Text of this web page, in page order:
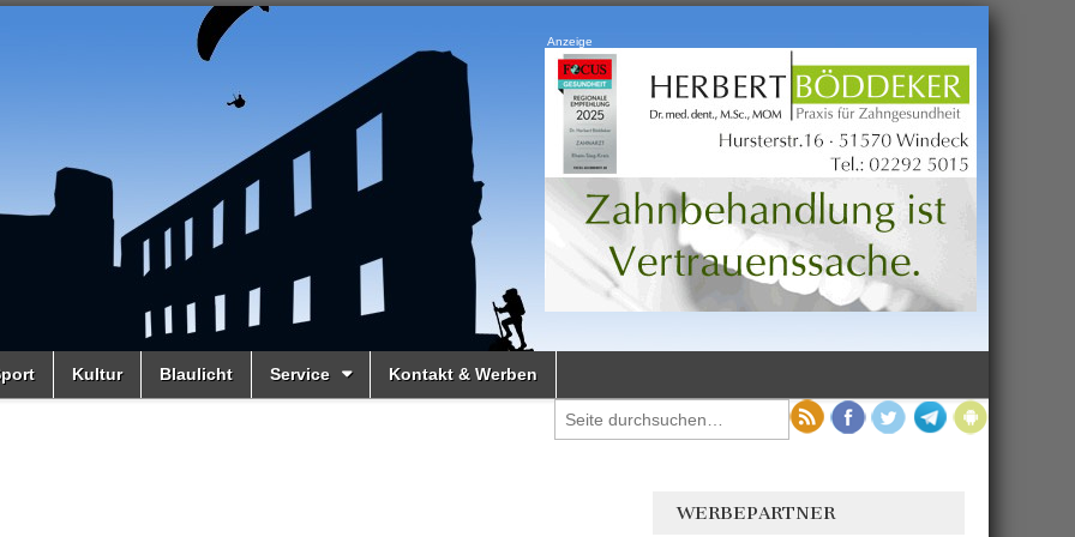
Anzeige
Kultur Blaulicht Service Kontakt & Werben
WERBEPARTNER